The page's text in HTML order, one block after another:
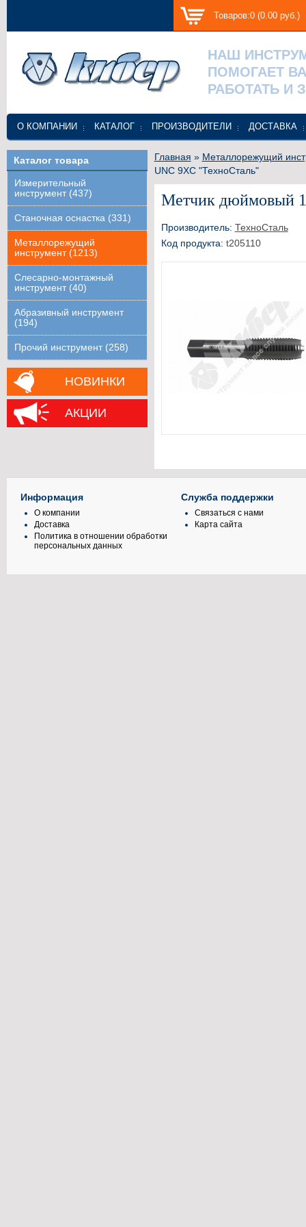
Товаров:0 (0.00 руб.)
НАШ
ПОМОГАЕТ
РАБОТАТЬ И
О КОМПАНИИ КАТАЛОГ ПРОИЗВОДИТЕЛИ ДОСТАВКА
Каталог товара
Измерительный
инструмент (437)
Станочная оснастка (331)
Металлорежущий
инструмент (1213)
Слесарно-монтажный
инструмент (40)
Абразивный инструмент
(194)
Прочий инструмент (258)
НОВИНКИ
АКЦИИ
Главная » Металлорежущий
UNC 9ХС "ТехноСталь"
Метчик дюймовый
Производитель: ТехноСталь
Код продукта: t205110
Информация
О компании
Доставка
Политика в отношении обработки
персональных данных
Служба поддержки
Связаться с нами
Карта сайта